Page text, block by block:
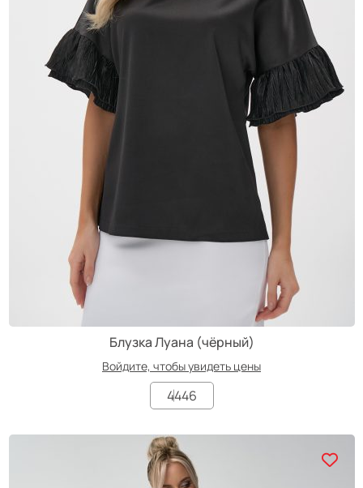
Блузка Луана (чёрный)
Войдите, чтобы увидеть цены
4446